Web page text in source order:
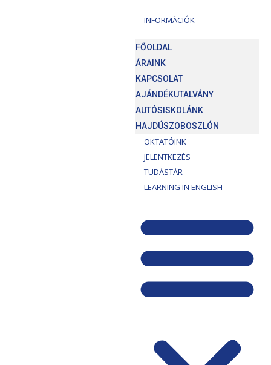
INFORMÁCIÓK
FŐOLDAL
ÁRAINK
KAPCSOLAT
AJÁNDÉKUTALVÁNY
AUTÓSISKOLÁNK
HAJDÚSZOBOSZLÓN
OKTATÓINK
JELENTKEZÉS
TUDÁSTÁR
LEARNING IN ENGLISH